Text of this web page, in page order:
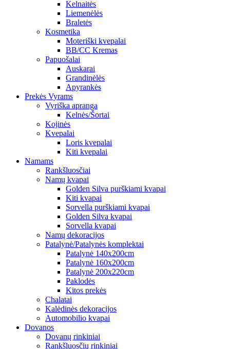
Kelnaitės
Liemenėlės
Braletės
Kosmetika
Moteriški kvepalai
BB/CC Kremas
Papuošalai
Auskarai
Grandinėlės
Apyrankės
Prekės Vyrams
Vyriška apranga
Kelnės/Šortai
Kojinės
Kvepalai
Loris kvepalai
Kiti kvepalai
Namams
Rankšluosčiai
Namų kvapai
Golden Silva purškiami kvapai
Kiti kvapai
Sorvella purškiami kvapai
Golden Silva kvapai
Sorvella kvapai
Namų dekoracijos
Patalynė/Patalynės komplektai
Patalynė 140x200cm
Patalynė 160x200cm
Patalynė 200x220cm
Paklodės
Kitos prekės
Chalatai
Kalėdinės dekoracijos
Automobilio kvapai
Dovanos
Dovanų rinkiniai
Rankšluosčių rinkiniai